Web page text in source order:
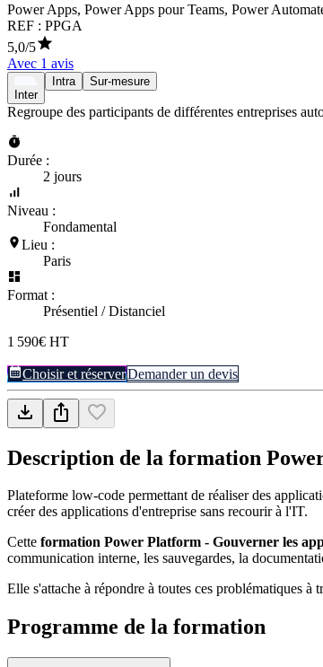
Power Apps, Power Apps pour Teams, Power
REF : PPGA
5,0/5
Avec 1 avis
Inter
Intra Sur-mesure
Regroupe des participants de différentes entreprises
Durée :
2 jours
Niveau :
Fondamental
Lieu :
Paris
Format :
Présentiel / Distanciel
1 590€ HT
Choisir et réserverDemander un devis
Description de la formation
Plateforme low-code permettant de réaliser des
créer des applications d'entreprise sans recourir à l'IT.
Cette formation Power Platform - Gouverner les
communication interne, les sauvegardes, la
Elle s'attache à répondre à toutes ces problématiques
Programme de la formation